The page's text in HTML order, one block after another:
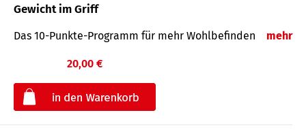
Gewicht im Griff
Das 10-Punkte-Programm für mehr Wohlbefinden mehr
20,00 €